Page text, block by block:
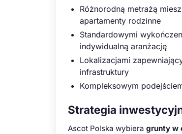
Różnorodną metrażą
apartamenty rodzinne
Standardowymi
indywidualną aranżację
Lokalizacjami
infrastruktury
Kompleksowym
Strategia
Ascot Polska wybiera grunty w